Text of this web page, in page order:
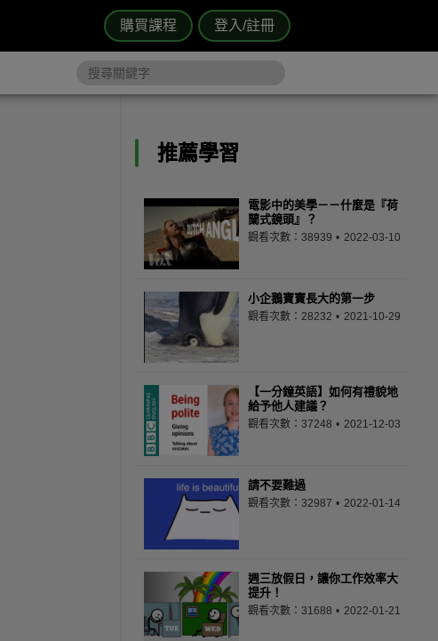
購買課程 登入/註冊
推薦學習
電影中的美學－－什麼是『荷
蘭式鏡頭』？
觀看次數：38939 2022-03-10
小企鵝寶寶長大的第一步
觀看次數：28232 2021-10-29
【一分鐘英語】如何有禮貌地
給予他人建議？
觀看次數：37248 2021-12-03
請不要難過
觀看次數：32987 2022-01-14
週三放假日，讓你工作效率大
提升！
觀看次數：31688 2022-01-21